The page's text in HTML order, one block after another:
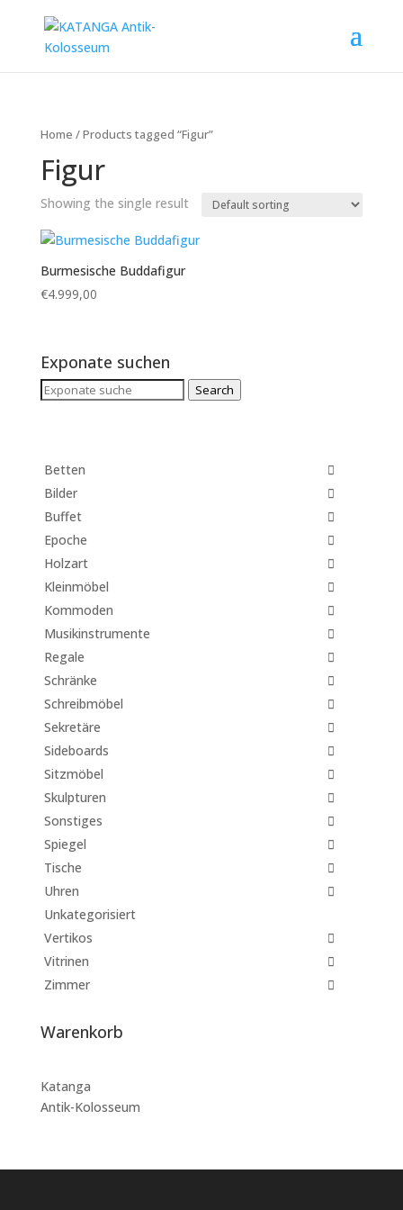
Home / Products tagged “Figur”
Figur
Showing the single result
Burmesische Buddafigur
€4.999,00
Exponate suchen
Search
Search
Betten
Bilder
Buffet
Epoche
Holzart
Kleinmöbel
Kommoden
Musikinstrumente
Regale
Schränke
Schreibmöbel
Sekretäre
Sideboards
Sitzmöbel
Skulpturen
Sonstiges
Spiegel
Tische
Uhren
Unkategorisiert
Vertikos
Vitrinen
Zimmer
Warenkorb
Katanga
Antik-Kolosseum